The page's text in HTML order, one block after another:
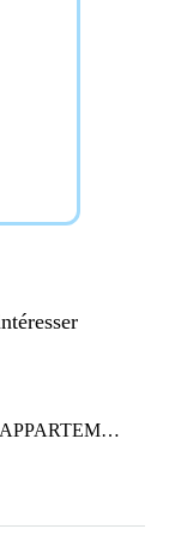
EXCLUSIVITÉ – AVENUE RAPP – APPARTEMENT DE RÉCEPTION – 3 SUITES